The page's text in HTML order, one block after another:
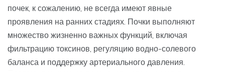
почек, к сожалению, не всегда имеют явные
проявления на ранних стадиях. Почки выполняют
множество жизненно важных функций, включая
фильтрацию токсинов, регуляцию водно-солевого
баланса и поддержку артериального давления.